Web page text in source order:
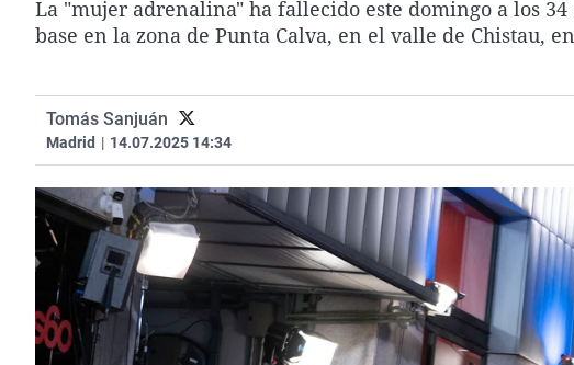
La "mujer adrenalina" ha fallecido este domingo a los
base en la zona de Punta Calva, en el valle de Chistau,
Tomás Sanjuán
Madrid | 14.07.2025 14:34